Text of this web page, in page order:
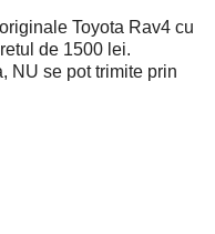
Toyota Rav4 cu
de 1500 lei.
NU se pot trimite prin